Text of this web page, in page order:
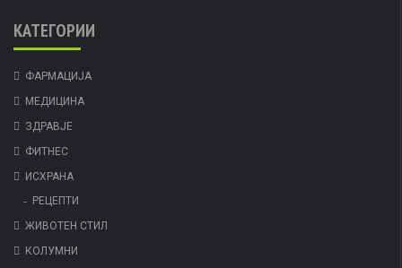
КАТЕГОРИИ
ФАРМАЦИЈА
МЕДИЦИНА
ЗДРАВЈЕ
ФИТНЕС
ИСХРАНА
РЕЦЕПТИ
ЖИВОТЕН СТИЛ
КОЛУМНИ